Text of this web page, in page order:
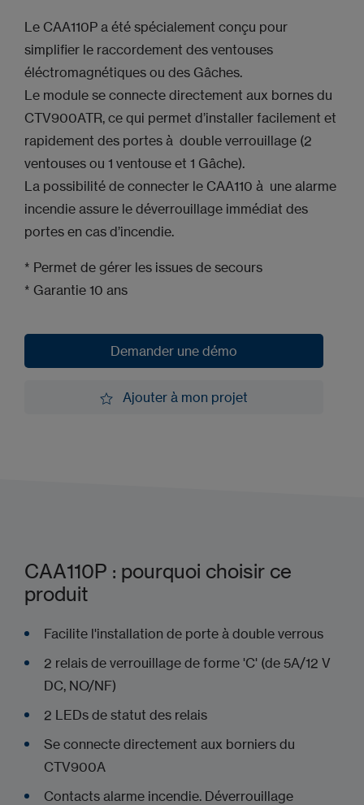
Le CAA110P a été spécialement conçu pour
simplifier le raccordement des ventouses
éléctromagnétiques ou des Gâches.
Le module se connecte directement aux bornes du
CTV900ATR, ce qui permet d’installer facilement et
rapidement des portes à double verrouillage (2
ventouses ou 1 ventouse et 1 Gâche).
La possibilité de connecter le CAA110 à une alarme
incendie assure le déverrouillage immédiat des
portes en cas d’incendie.
* Permet de gérer les issues de secours
* Garantie 10 ans
Demander une démo
Ajouter à mon projet
CAA110P : pourquoi choisir ce
produit
Facilite l'installation de porte à double verrous
2 relais de verrouillage de forme 'C' (de 5A/12 V
DC, NO/NF)
2 LEDs de statut des relais
Se connecte directement aux borniers du
CTV900A
Contacts alarme incendie. Déverrouillage